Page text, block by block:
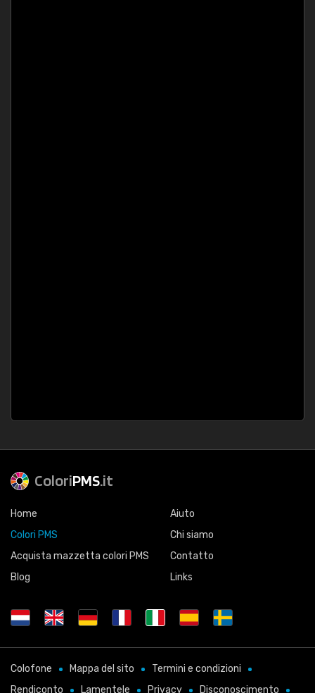
ColoriPMS.it
Home
Colori PMS
Acquista mazzetta colori PMS
Blog
Aiuto
Chi siamo
Contatto
Links
Colofone Mappa del sito
Termini e condizioni
Rendiconto
Lamentele Privacy Disconoscimento